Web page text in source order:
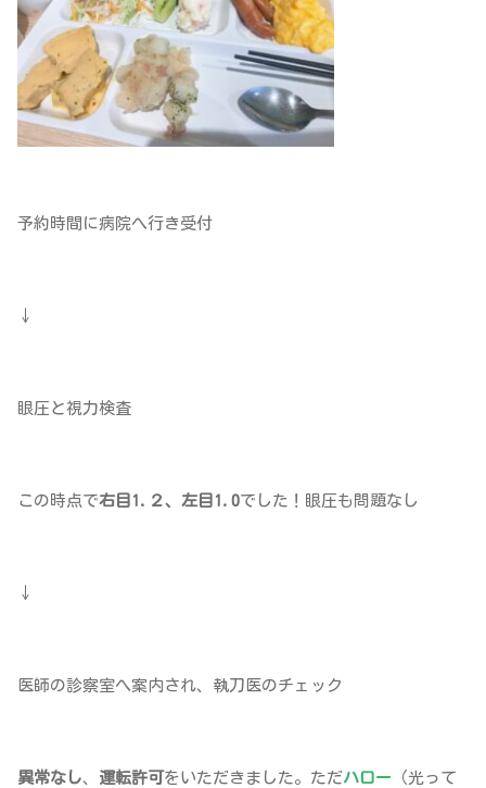
予約時間に病院へ行き受付
↓
眼圧と視力検査
この時点で右目1.２、左目1.0でした！眼圧も問題なし
↓
医師の診察室へ案内され、執刀医のチェック
異常なし、 運転許可 をいただきました。ただハロー （光って